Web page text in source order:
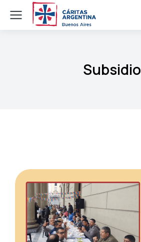
Subsidio